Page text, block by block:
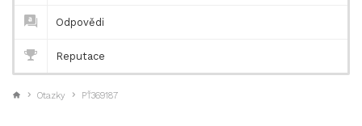
Odpovědi
Reputace
Otazky PŤ369187